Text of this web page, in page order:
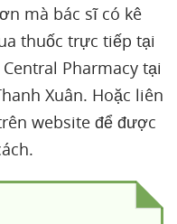
mà bác sĩ có kê
thuốc trực tiếp tại
Pharmacy tại
Xuân. Hoặc liên
website để được